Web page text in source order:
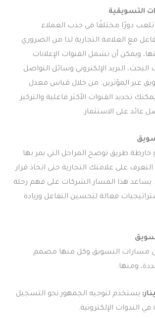
التسويقية
دورًا مختلفًا في جذب العملاء
مع العلامة التجارية لذا من الضروري
ويمكن أن تشمل القنوات الإعلانات
البريد الإلكتروني وسائل التواصل
عبر المؤثرين. من خلال قياس معدل
تحديد القنوات الأكثر فاعلية والتركيز
عائد على الاستثمار.
طريق توضح المراحل التي يمر بها
على علامتك التجارية حتى اتخاذ قرار
يساعد هذا المسار الشركات على فهم رحلة
فعالة لتحسين التفاعل وزيادة
مسارات التسويق وكل منها مصمم
ومنها:
يستخدم لتوجيه الجمهور نحو التسجيل
الندوات الإلكترونية.